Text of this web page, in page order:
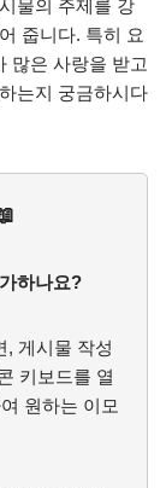
물의 주제를 강
줍니다. 특히 요
많은 사랑을 받고
는지 궁금하시다
하나요?
, 게시물 작성
키보드를 열
원하는 이모